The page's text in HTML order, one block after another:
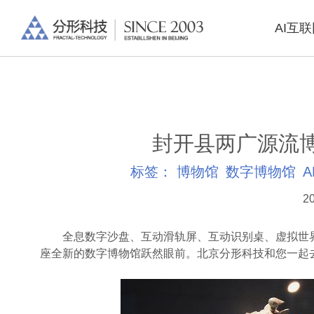
AI互
封开县两广源流
标签： 博物馆 数字博物馆
全息数字沙盘、互动滑轨屏、互动识别桌、虚拟世
座全新的数字博物馆跃然眼前。北京分形科技和您一起